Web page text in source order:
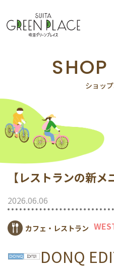
ショップニュース
イベント＆インフォメ
ショップガイド
クーポン
アクセス＆コンセプト
ショッ
【レストランの新メ
2026.06.06
カフェ・レストラン
DONQ